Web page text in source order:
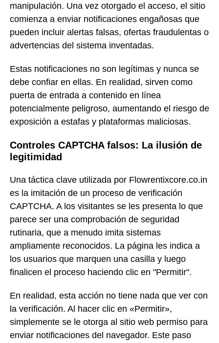
manipulación. Una vez otorgado el acceso, el sitio
comienza a enviar notificaciones engañosas que
pueden incluir alertas falsas, ofertas fraudulentas o
advertencias del sistema inventadas.
Estas notificaciones no son legítimas y nunca se
debe confiar en ellas. En realidad, sirven como
puerta de entrada a contenido en línea
potencialmente peligroso, aumentando el riesgo de
exposición a estafas y plataformas maliciosas.
Controles CAPTCHA falsos: La ilusión de
legitimidad
Una táctica clave utilizada por Flowrentixcore.co.in
es la imitación de un proceso de verificación
CAPTCHA. A los visitantes se les presenta lo que
parece ser una comprobación de seguridad
rutinaria, que a menudo imita sistemas
ampliamente reconocidos. La página les indica a
los usuarios que marquen una casilla y luego
finalicen el proceso haciendo clic en "Permitir".
En realidad, esta acción no tiene nada que ver con
la verificación. Al hacer clic en «Permitir»,
simplemente se le otorga al sitio web permiso para
enviar notificaciones del navegador. Este paso